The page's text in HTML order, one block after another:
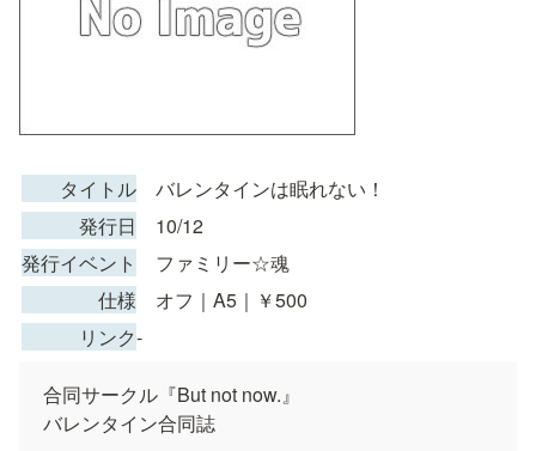
タイトル バレンタインは眠れない！
発行日 10/12
発行イベント
ファミリー☆魂
仕様 オフ｜A5｜￥500
リンク-
合同サークル『But not now.』
バレンタイン合同誌